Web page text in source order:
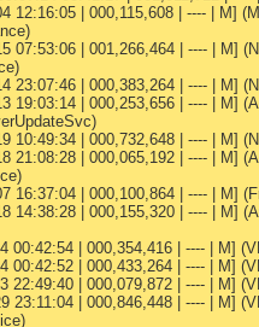
12:16:05 | 000,115,608 | ---- | M]
07:53:06 | 001,266,464 | ---- | M]
23:07:46 | 000,383,264 | ---- | M]
19:03:14 | 000,253,656 | ---- | M]
10:49:34 | 000,732,648 | ---- | M]
21:08:28 | 000,065,192 | ---- | M]
16:37:04 | 000,100,864 | ---- | M]
14:38:28 | 000,155,320 | ---- | M]
00:42:54 | 000,354,416 | ---- | M]
00:42:52 | 000,433,264 | ---- | M]
22:49:40 | 000,079,872 | ---- | M]
23:11:04 | 000,846,448 | ---- | M]